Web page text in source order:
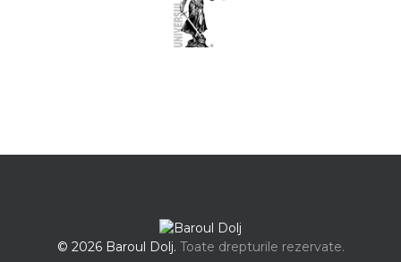
© 2026 Baroul Dolj. Toate drepturile rezervate.